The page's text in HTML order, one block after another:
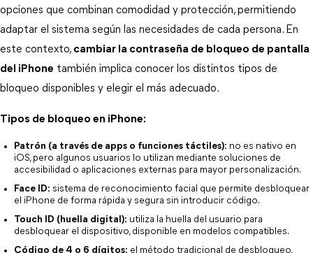
opciones que combinan comodidad y protección, permitiendo
adaptar el sistema según las necesidades de cada persona. En
este contexto, cambiar la contraseña de bloqueo de pantalla
del iPhone también implica conocer los distintos tipos de
bloqueo disponibles y elegir el más adecuado.
Tipos de bloqueo en iPhone:
Patrón (a través de apps o funciones táctiles): no es nativo en
iOS, pero algunos usuarios lo utilizan mediante soluciones de
accesibilidad o aplicaciones externas para mayor personalización.
Face ID: sistema de reconocimiento facial que permite desbloquear
el iPhone de forma rápida y segura sin introducir código.
Touch ID (huella digital): utiliza la huella del usuario para
desbloquear el dispositivo, disponible en modelos compatibles.
Código de 4 o 6 dígitos: el método tradicional de desbloqueo,